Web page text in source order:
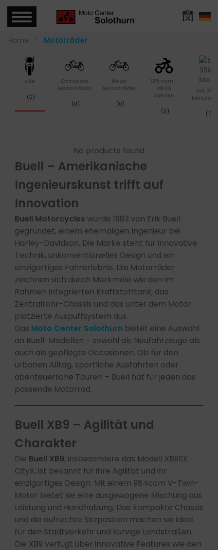
Home Motorräder
Alle
(0)
Occasion
Motorräder
(0)
Neue
Motorräder
(0)
125 ccm -
ab 16
Jahren
(0)
bis
(0)
No products found
Buell – Amerikanische
Ingenieurskunst trifft auf
Innovation
Buell Motorcycles wurde 1983 von Erik Buell
gegründet, einem ehemaligen Ingenieur bei
Harley-Davidson. Die Marke steht für innovative
Technik, unkonventionelles Design und ein
einzigartiges Fahrerlebnis. Die Motorräder
zeichnen sich durch Merkmale wie den im
Rahmen integrierten Kraftstofftank, das
Zentralrohr-Chassis und das unter dem Motor
platzierte Auspuffsystem aus.​
Das Moto Center Solothurn bietet eine Auswahl
an Buell-Modellen – sowohl als Neufahrzeuge als
auch als gepflegte Occasionen. Ob für den
urbanen Alltag, sportliche Ausfahrten oder
abenteuerliche Touren – Buell hat für jeden das
passende Motorrad.​
Buell XB9 – Agilität und
Charakter
Die Buell XB9, insbesondere das Modell XB9SX
CityX, ist bekannt für ihre Agilität und ihr
einzigartiges Design. Mit einem 984ccm V-Twin-
Motor bietet sie eine ausgewogene Mischung aus
Leistung und Handhabung. Das kompakte Chassis
und die aufrechte Sitzposition machen sie ideal
für den Stadtverkehr und kurvige Landstraßen.​
Die XB9 verfügt über innovative Features wie den